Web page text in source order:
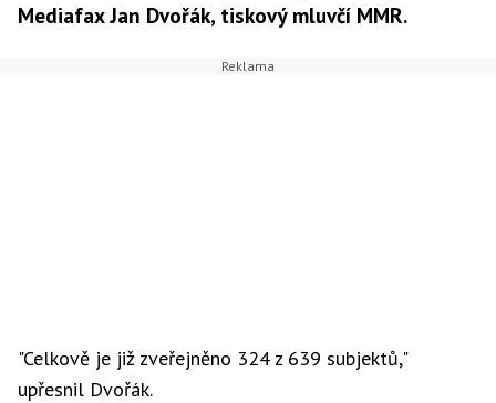
Mediafax Jan Dvořák, tiskový mluvčí MMR.
"Celkově je již zveřejněno 324 z 639 subjektů,"
upřesnil Dvořák.